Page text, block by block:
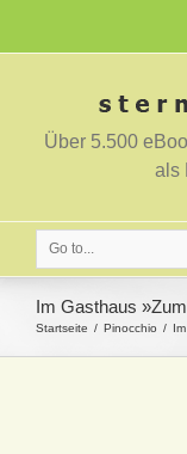
Über 5.500
als
Go to...
Im Gasthaus
Startseite Pinocchio